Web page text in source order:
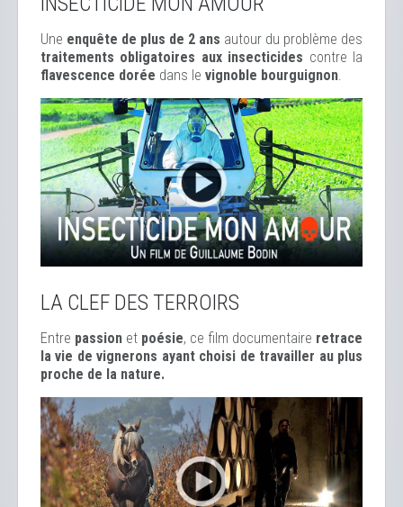
Une enquête de plus de 2 ans autour du problème des
traitements obligatoires aux insecticides contre la
flavescence dorée dans le vignoble bourguignon.
LA CLEF DES TERROIRS
Entre passion et poésie, ce film documentaire retrace
la vie de vignerons ayant choisi de travailler au plus
proche de la nature.